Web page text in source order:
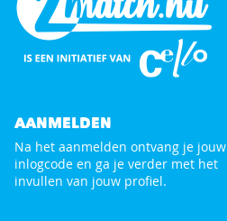
AANMELDEN
Na het aanmelden ontvang je jouw
inlogcode en ga je verder met het
invullen van jouw profiel.